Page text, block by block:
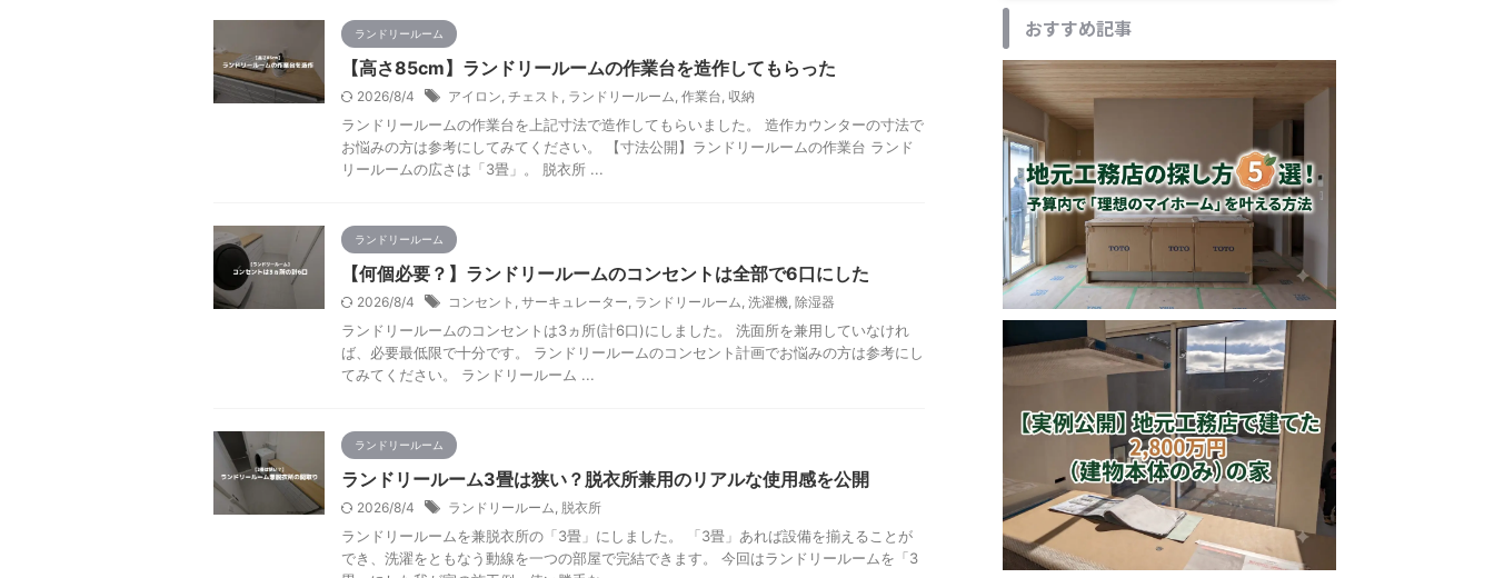
ランドリールーム
【高さ85cm】ランドリールームの作業台を造作してもらった
2026/8/4 アイロン, チェスト , ランドリールーム, 作業台, 収納
ランドリールームの作業台を上記寸法で造作してもらいました。 造作カウンターの寸法で
お悩みの方は参考にしてみてください。 【寸法公開】ランドリールームの作業台 ランド
リールームの広さは「3畳」。 脱衣所 ...
ランドリールーム
【何個必要？】ランドリールームのコンセントは全部で6口にした
2026/8/4 コンセント , サーキュレーター, ランドリールーム, 洗濯機, 除湿器
ランドリールームのコンセントは3ヵ所(計6口)にしました。 洗面所を兼用していなけれ
ば、必要最低限で十分です。 ランドリールームのコンセント計画でお悩みの方は参考にし
てみてください。 ランドリールーム ...
ランドリールーム
ランドリールーム3畳は狭い？脱衣所兼用のリアルな使用感を公開
2026/8/4 ランドリールーム, 脱衣所
ランドリールームを兼脱衣所の「3畳」にしました。 「3畳」あれば設備を揃えることが
でき、洗濯をともなう動線を一つの部屋で完結できます。 今回はランドリールームを「3
おすすめ記事